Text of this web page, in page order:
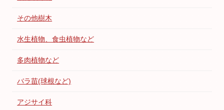
その他樹木
水生植物、食虫植物など
多肉植物など
バラ苗(球根など)
アジサイ科